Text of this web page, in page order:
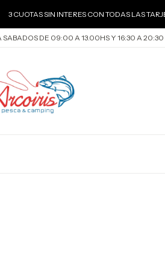
3 CUOTAS SIN INTERES CON TODAS LAS
SABADOS DE 09:00 A 13.00HS Y 16:30 A 20:30